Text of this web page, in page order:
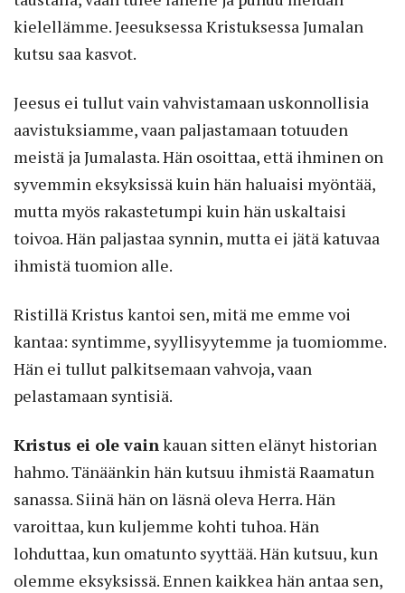
kielellämme. Jeesuksessa Kristuksessa Jumalan
kutsu saa kasvot.
Jeesus ei tullut vain vahvistamaan uskonnollisia
aavistuksiamme, vaan paljastamaan totuuden
meistä ja Jumalasta. Hän osoittaa, että ihminen on
syvemmin eksyksissä kuin hän haluaisi myöntää,
mutta myös rakastetumpi kuin hän uskaltaisi
toivoa. Hän paljastaa synnin, mutta ei jätä katuvaa
ihmistä tuomion alle.
Ristillä Kristus kantoi sen, mitä me emme voi
kantaa: syntimme, syyllisyytemme ja tuomiomme.
Hän ei tullut palkitsemaan vahvoja, vaan
pelastamaan syntisiä.
Kristus ei ole vainkauan sitten elänyt historian
hahmo. Tänäänkin hän kutsuu ihmistä Raamatun
sanassa. Siinä hän on läsnä oleva Herra. Hän
varoittaa, kun kuljemme kohti tuhoa. Hän
lohduttaa, kun omatunto syyttää. Hän kutsuu, kun
olemme eksyksissä. Ennen kaikkea hän antaa sen,